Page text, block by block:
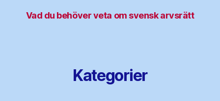
Vad du behöver veta om svensk arvsrätt
Kategorier